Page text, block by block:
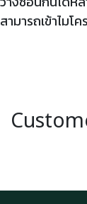
สามารถเข้าไมโค